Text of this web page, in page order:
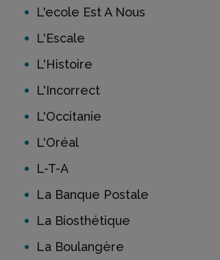
L'ecole Est A Nous
L'Escale
L'Histoire
L'Incorrect
L'Occitanie
L'Oréal
L-T-A
La Banque Postale
La Biosthétique
La Boulangère